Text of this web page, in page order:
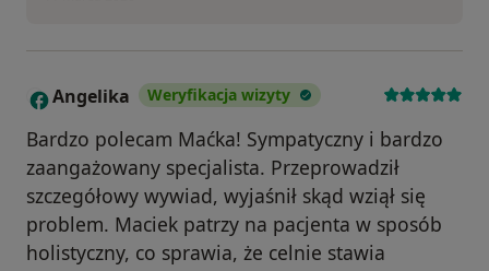
A Angelika Weryfikacja wizyty
Bardzo polecam Maćka! Sympatyczny i bardzo
zaangażowany specjalista. Przeprowadził
szczegółowy wywiad, wyjaśnił skąd wziął się
problem. Maciek patrzy na pacjenta w sposób
holistyczny, co sprawia, że celnie stawia